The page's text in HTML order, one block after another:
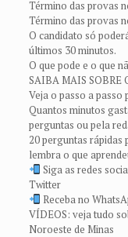
Término das provas
Término das provas
O candidato só
últimos 30 minutos.
O que pode e o que
SAIBA MAIS SOBRE
Veja o passo a
Quantos minutos
perguntas ou pela
20 perguntas rápidas
lembra o que
Siga as redes
Twitter
Receba no
VÍDEOS: veja tudo
Noroeste de Minas